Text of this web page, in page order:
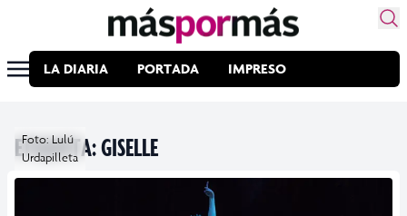
LA DIARIA PORTADA IMPRESO
ETIQUETA:GISELLE
Foto: Lulú
Urdapilleta